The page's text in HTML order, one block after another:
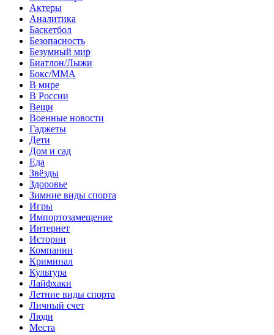
Актеры
Аналитика
Баскетбол
Безопасность
Безумный мир
Биатлон/Лыжи
Бокс/MMA
В мире
В России
Вещи
Военные новости
Гаджеты
Дети
Дом и сад
Еда
Звёзды
Здоровье
Зимние виды спорта
Игры
Импортозамещение
Интернет
Истории
Компании
Криминал
Культура
Лайфхаки
Летние виды спорта
Личный счет
Люди
Места